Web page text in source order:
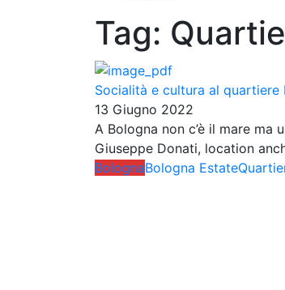
Tag:
Socialità e cultura al quartiere
13 Giugno 2022
A Bologna non c’è il mare
Giuseppe Donati, location
BolognaBologna Estate